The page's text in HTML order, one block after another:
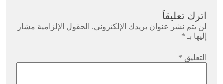
اترك تعليقاً
لن يتم نشر عنوان بريدك الإلكتروني. الحقول الإلزامية مشار
إليها بـ *
التعليق *